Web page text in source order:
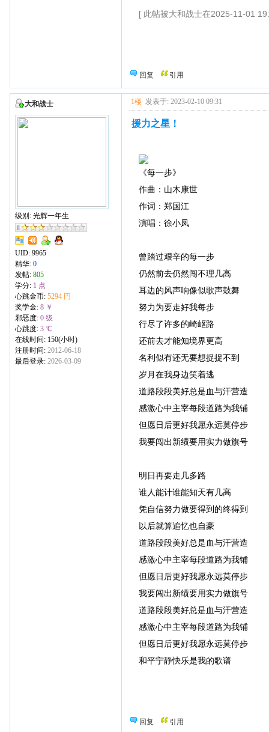
[ 此帖被大和战士在2025-11-01
回复 引用
大和战士
级别: 光辉一年生
UID: 9965
精华: 0
发帖: 805
学分: 1 点
心跳金币: 5294 円
奖学金: 8 ￥
邪恶度: 0 级
心跳度: 3 ℃
在线时间: 150(小时)
注册时间: 2012-06-18
最后登录: 2026-03-09
1楼 发表于: 2023-02-10 09:31
援力之星！
《每一步》
作曲：山木康世
作词：郑国江
演唱：徐小凤
曾踏过艰辛的每一步
仍然前去仍然闯不理几高
耳边的风声响像似歌声鼓舞
努力为要走好我每步
行尽了许多的崎岖路
还前去才能知境界更高
名利似有还无要想捉捉不到
岁月在我身边笑着逃
道路段段美好总是血与汗营造
感激心中主宰每段道路为我铺
但愿日后更好我愿永远莫停步
我要闯出新绩要用实力做旗号
明日再要走几多路
谁人能计谁能知天有几高
凭自信努力做要得到的终得到
以后就算追忆也自豪
道路段段美好总是血与汗营造
感激心中主宰每段道路为我铺
但愿日后更好我愿永远莫停步
我要闯出新绩要用实力做旗号
道路段段美好总是血与汗营造
感激心中主宰每段道路为我铺
但愿日后更好我愿永远莫停步
和平宁静快乐是我的歌谱
回复 引用